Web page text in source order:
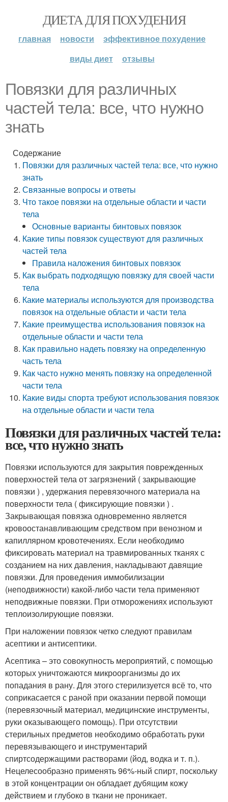
ДИЕТА ДЛЯ ПОХУДЕНИЯ
главная новости
эффективное похудение
виды диет
отзывы
Повязки для различных
частей тела: все, что нужно
знать
Содержание
Повязки для различных частей тела: все, что нужно
знать
Связанные вопросы и ответы
Что такое повязки на отдельные области и части
тела
Основные варианты бинтовых повязок
Какие типы повязок существуют для различных
частей тела
Правила наложения бинтовых повязок
Как выбрать подходящую повязку для своей части
тела
Какие материалы используются для производства
повязок на отдельные области и части тела
Какие преимущества использования повязок на
отдельные области и части тела
Как правильно надеть повязку на определенную
часть тела
Как часто нужно менять повязку на определенной
части тела
Какие виды спорта требуют использования повязок
на отдельные области и части тела
Повязки для различных частей тела:
все, что нужно знать
Повязки используются для закрытия поврежденных
поверхностей тела от загрязнений ( закрывающие
повязки ) , удержания перевязочного материала на
поверхности тела ( фиксирующие повязки ) .
Закрывающая повязка одновременно является
кровоостанавливающим средством при венозном и
капиллярном кровотечениях. Если необходимо
фиксировать материал на травмированных тканях с
созданием на них давления, накладывают давящие
повязки. Для проведения иммобилизации
(неподвижности) какой-либо части тела применяют
неподвижные повязки. При отморожениях используют
теплоизолирующие повязки.
При наложении повязок четко следуют правилам
асептики и антисептики.
Асептика – это совокупность мероприятий, с помощью
которых уничтожаются микроорганизмы до их
попадания в рану. Для этого стерилизуется всё то, что
соприкасается с раной при оказании первой помощи
(перевязочный материал, медицинские инструменты,
руки оказывающего помощь). При отсутствии
стерильных предметов необходимо обработать руки
перевязывающего и инструментарий
спиртсодержащими растворами (йод, водка и т. п.).
Нецелесообразно применять 96%-ный спирт, поскольку
в этой концентрации он обладает дубящим кожу
действием и глубоко в ткани не проникает.